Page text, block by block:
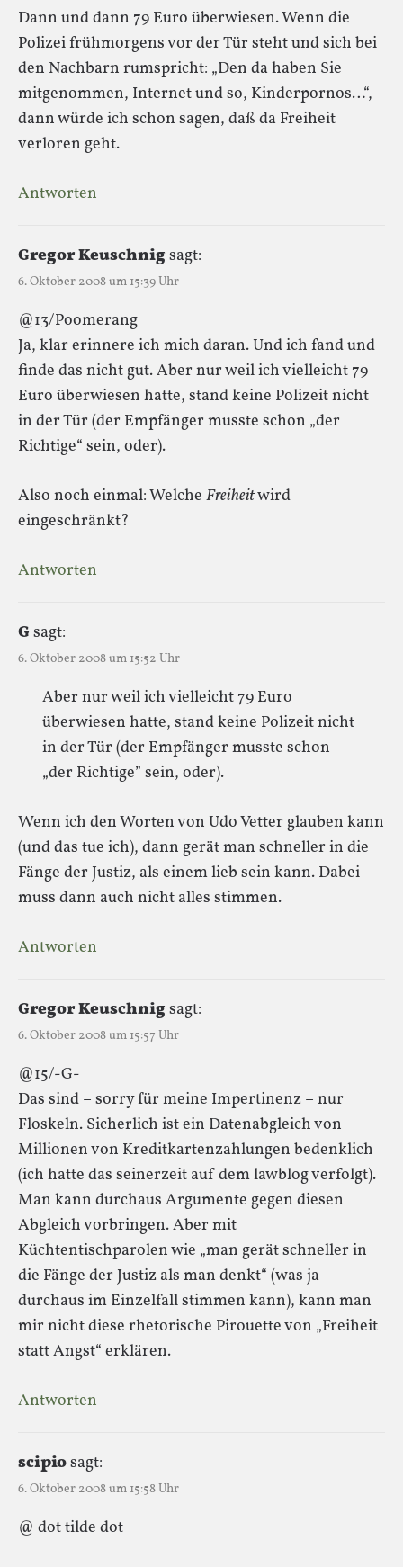
Dann und dann 79 Euro überwiesen. Wenn die
Polizei frühmorgens vor der Tür steht und sich bei
den Nachbarn rumspricht: „Den da haben Sie
mitgenommen, Internet und so, Kinderpornos…“,
dann würde ich schon sagen, daß da Freiheit
verloren geht.
Antworten
Gregor Keuschnigsagt:
6. Oktober 2008 um 15:39 Uhr
@13/Poomerang
Ja, klar erinnere ich mich daran. Und ich fand und
finde das nicht gut. Aber nur weil ich vielleicht 79
Euro überwiesen hatte, stand keine Polizeit nicht
in der Tür (der Empfänger musste schon „der
Richtige“ sein, oder).
Also noch einmal: Welche Freiheitwird
eingeschränkt?
Antworten
G sagt:
6. Oktober 2008 um 15:52 Uhr
Aber nur weil ich vielleicht 79 Euro
überwiesen hatte, stand keine Polizeit nicht
in der Tür (der Empfänger musste schon
„der Richtige” sein, oder).
Wenn ich den Worten von Udo Vetter glauben kann
(und das tue ich), dann gerät man schneller in die
Fänge der Justiz, als einem lieb sein kann. Dabei
muss dann auch nicht alles stimmen.
Antworten
Gregor Keuschnigsagt:
6. Oktober 2008 um 15:57 Uhr
@15/-G-
Das sind – sorry für meine Impertinenz – nur
Floskeln. Sicherlich ist ein Datenabgleich von
Millionen von Kreditkartenzahlungen bedenklich
(ich hatte das seinerzeit auf dem lawblog verfolgt).
Man kann durchaus Argumente gegen diesen
Abgleich vorbringen. Aber mit
Küchtentischparolen wie „man gerät schneller in
die Fänge der Justiz als man denkt“ (was ja
durchaus im Einzelfall stimmen kann), kann man
mir nicht diese rhetorische Pirouette von „Freiheit
statt Angst“ erklären.
Antworten
scipiosagt:
6. Oktober 2008 um 15:58 Uhr
@ dot tilde dot